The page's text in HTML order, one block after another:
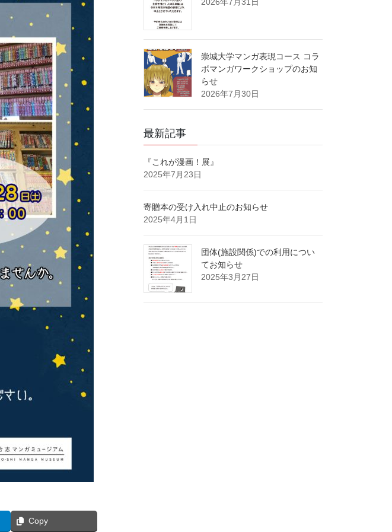
Copy
2026年7月31日
崇城大学マンガ表現コース コラ
ボマンガワークショップのお知
らせ
2026年7月30日
最新記事
『これが漫画！展』
2025年7月23日
寄贈本の受け入れ中止のお知らせ
2025年4月1日
団体(施設関係)での利用につい
てお知らせ
2025年3月27日